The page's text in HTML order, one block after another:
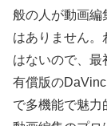
般の人が動画編
はありません。
はないので、最
有償版の
で多機能で魅力